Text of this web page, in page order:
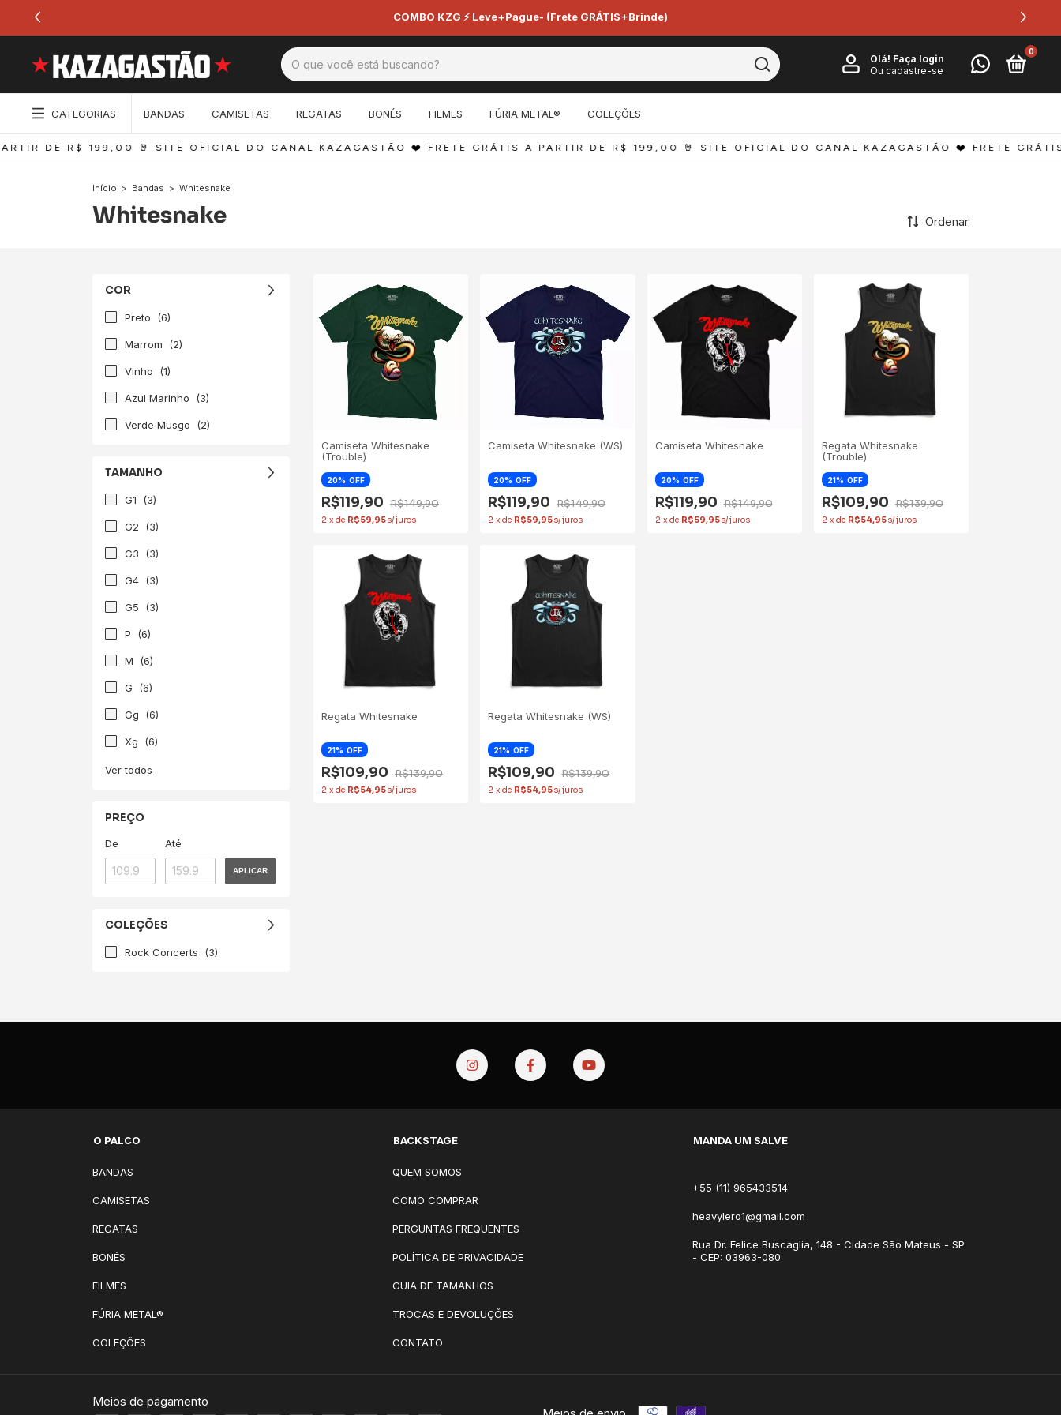
🔥 2 peças +5% 🔥 3 peças +10% 🔥 4 peças +15%
Olá! Faça login
Ou cadastre-se
0
CATEGORIAS BANDAS CAMISETAS REGATAS BONÉS FILMES FÚRIA METAL® COLEÇÕES
DE R$ 199,00 🤘 SITE OFICIAL DO CANAL KAZAGASTÃO ❤️ FRETE GRÁTIS A PARTIR DE R$ 199,00 🤘 SITE OFICIAL DO CANAL KAZAGASTÃO ❤️ FRETE
Início > Bandas > Whitesnake
Whitesnake Ordenar
COR
Preto (6)
Marrom (2)
Vinho (1)
Azul Marinho (3)
Verde Musgo (2)
TAMANHO
G1 (3)
G2 (3)
G3 (3)
G4 (3)
G5 (3)
P (6)
M (6)
G (6)
Gg (6)
Xg (6)
Ver todos
PREÇO
De Até
APLICAR
COLEÇÕES
Rock Concerts (3)
Camiseta Whitesnake
(Trouble)
20 OFF
R$119,90 R$149,90
2 x de R$59,95
Camiseta Whitesnake (WS)
20 OFF
R$119,90 R$149,90
2 xde R$59,95
Camiseta Whitesnake
20 OFF
R$119,90 R$149,90
2 x de R$59,95
Regata Whitesnake
(Trouble)
21 OFF
R$109,90 R$139,90
2 x de R$54,95
Regata Whitesnake
21 OFF
R$109,90 R$139,90
2 x de R$54,95
Regata Whitesnake (WS)
21 OFF
R$109,90 R$139,90
2 xde R$54,95
O PALCO
BANDAS
CAMISETAS
REGATAS
BONÉS
FILMES
FÚRIA METAL®
COLEÇÕES
BACKSTAGE
QUEM SOMOS
COMO COMPRAR
PERGUNTAS FREQUENTES
POLÍTICA DE PRIVACIDADE
GUIA DE TAMANHOS
TROCAS E DEVOLUÇÕES
CONTATO
MANDA UM SALVE
+55 (11) 965433514
heavylero1@gmail.com
Rua Dr. Felice Buscaglia, 148 - Cidade São Mateus - SP
- CEP: 03963-080
Meios de pagamento